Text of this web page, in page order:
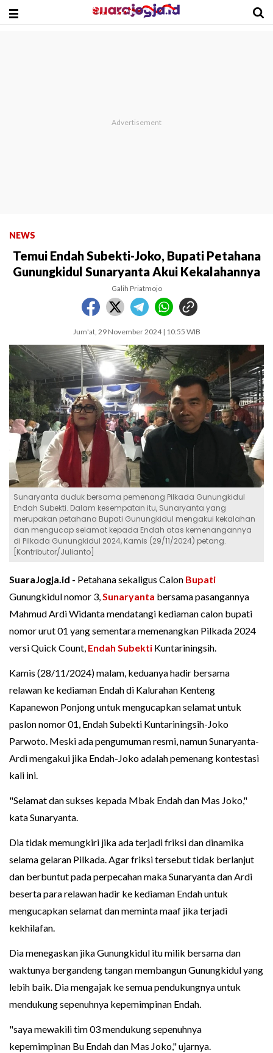
NEWS
Temui Endah Subekti-Joko, Bupati Petahana
Gunungkidul Sunaryanta Akui Kekalahannya
Galih Priatmojo
Jum'at, 29 November 2024 | 10:55 WIB
Sunaryanta duduk bersama pemenang Pilkada Gunungkidul
Endah Subekti. Dalam kesempatan itu, Sunaryanta yang
merupakan petahana Bupati Gunungkidul mengakui kekalahan
dan mengucap selamat kepada Endah atas kemenangannya
di Pilkada Gunungkidul 2024, Kamis (29/11/2024) petang.
[Kontributor/Julianto]
SuaraJogja.id - Petahana sekaligus Calon Bupati
Gunungkidul nomor 3,Sunaryanta bersama pasangannya
Mahmud Ardi Widanta mendatangi kediaman calon bupati
nomor urut 01 yang sementara memenangkan Pilkada 2024
versi Quick Count, Endah Subekti Kuntariningsih.
Kamis (28/11/2024) malam, keduanya hadir bersama
relawan ke kediaman Endah di Kalurahan Kenteng
Kapanewon Ponjong untuk mengucapkan selamat untuk
paslon nomor 01, Endah Subekti Kuntariningsih-Joko
Parwoto. Meski ada pengumuman resmi, namun Sunaryanta-
Ardi mengakui jika Endah-Joko adalah pemenang kontestasi
kali ini.
"Selamat dan sukses kepada Mbak Endah dan Mas Joko,"
kata Sunaryanta.
Dia tidak memungkiri jika ada terjadi friksi dan dinamika
selama gelaran Pilkada. Agar friksi tersebut tidak berlanjut
dan berbuntut pada perpecahan maka Sunaryanta dan Ardi
beserta para relawan hadir ke kediaman Endah untuk
mengucapkan selamat dan meminta maaf jika terjadi
kekhilafan.
Dia menegaskan jika Gunungkidul itu milik bersama dan
waktunya bergandeng tangan membangun Gunungkidul yang
lebih baik. Dia mengajak ke semua pendukungnya untuk
mendukung sepenuhnya kepemimpinan Endah.
"saya mewakili tim 03 mendukung sepenuhnya
kepemimpinan Bu Endah dan Mas Joko," ujarnya.